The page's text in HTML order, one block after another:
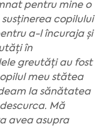
pentru mine o
copilului
a-l încuraja și
în
greutăți au fost
meu stătea
la sănătatea
Mă
avea asupra